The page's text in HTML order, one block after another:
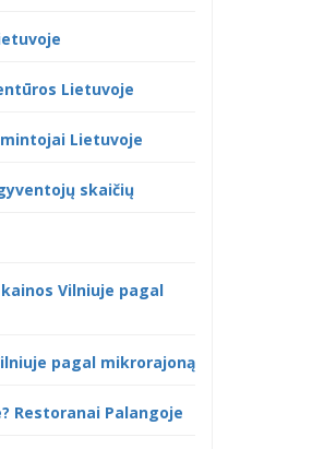
Lietuvoje
Lietuvoje
skaičių
Vilniuje pagal
pagal mikrorajoną
Restoranai Palangoje